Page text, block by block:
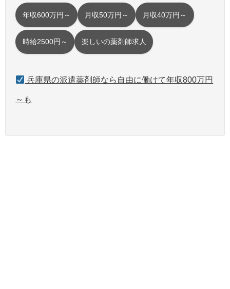
年収600万円～ 月収50万円～ 月収40万円～
時給2500円～ 楽しいの薬剤師求人
兵庫県の派遣薬剤師なら自由に働けて年収800万円
～も